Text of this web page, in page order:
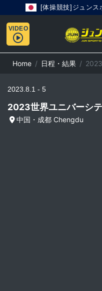
[体操競技]ジュン
VIDEO
Home 日程・結果 2023
2023.8.1 - 5
2023世界ユニバーシ
中国・成都 Chengdu